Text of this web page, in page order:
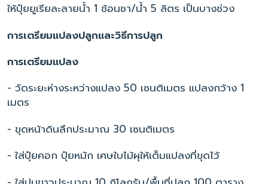
ให้ปุ๋ยยูเรียละลายน้ำ 1 ช้อนชา/น้ำ 5 ลิตร เป็นบางช่วง
การเตรียมแปลงปลูกและวิธีการปลูก
การเตรียมแปลง
- วัดระยะห่างระหว่างแปลง 50 เซนติเมตร แปลงกว้าง 1
เมตร
- ขุดหน้าดินลึกประมาณ 30 เซนติเมตร
- ใส่ปุ๋ยคอก ปุ๋ยหมัก เศษใบไม้ผุให้เต็มแปลงที่ขุดไว้